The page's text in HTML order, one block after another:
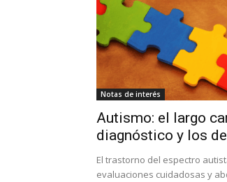
Notas de interés
Autismo: el largo
diagnóstico y los
El trastorno del espectro
evaluaciones cuidadosas y